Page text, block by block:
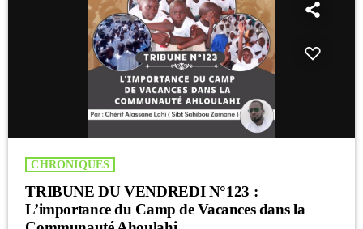
CHRONIQUES
TRIBUNE DU VENDREDI N°123 :
L’importance du Camp de Vacances dans la